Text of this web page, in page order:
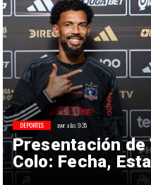
Presentación de
Colo: Fecha,
DEPORTES ayer a las 9:35